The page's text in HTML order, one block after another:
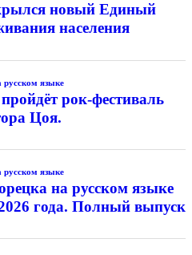
новый Единый
населения
русском языке
рок-фестиваль
Цоя.
русском языке
на русском языке
года. Полный выпуск